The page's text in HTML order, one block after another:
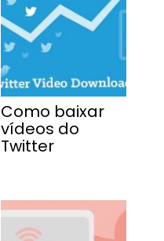
Como baixar
vídeos do
Twitter